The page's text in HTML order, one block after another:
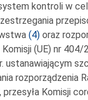
kontroli w
(4) oraz
(UE) nr 404/
ustanawiającym
rozporządzenia
, przesyła Komisji